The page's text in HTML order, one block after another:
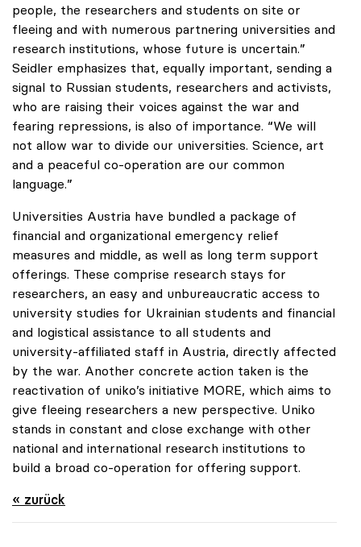
people, the researchers and students on site or
fleeing and with numerous partnering universities and
research institutions, whose future is uncertain.”
Seidler emphasizes that, equally important, sending a
signal to Russian students, researchers and activists,
who are raising their voices against the war and
fearing repressions, is also of importance. “We will
not allow war to divide our universities. Science, art
and a peaceful co-operation are our common
language.”
Universities Austria have bundled a package of
financial and organizational emergency relief
measures and middle, as well as long term support
offerings. These comprise research stays for
researchers, an easy and unbureaucratic access to
university studies for Ukrainian students and financial
and logistical assistance to all students and
university-affiliated staff in Austria, directly affected
by the war. Another concrete action taken is the
reactivation of uniko’s initiative MORE, which aims to
give fleeing researchers a new perspective. Uniko
stands in constant and close exchange with other
national and international research institutions to
build a broad co-operation for offering support.
« zurück